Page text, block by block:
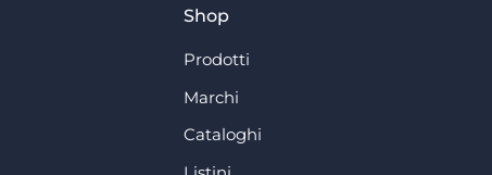
Shop
Prodotti
Marchi
Cataloghi